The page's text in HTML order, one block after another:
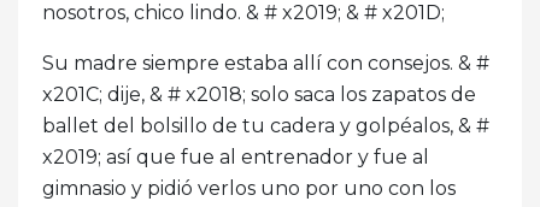
nosotros, chico lindo. & # x2019; & # x201D;
Su madre siempre estaba allí con consejos. & #
x201C; dije, & # x2018; solo saca los zapatos de
ballet del bolsillo de tu cadera y golpéalos, & #
x2019; así que fue al entrenador y fue al
gimnasio y pidió verlos uno por uno con los